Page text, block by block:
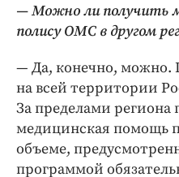
— Можно ли получить
полису ОМС в другом
— Да, конечно, можно.
на всей территории
За пределами
медицинская помощь
объеме,
программой